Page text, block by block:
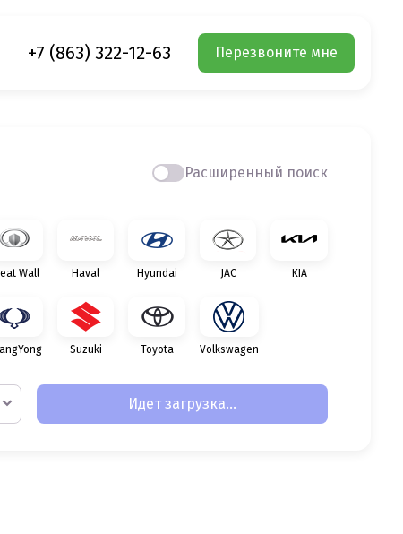
+7 (863) 322-12-63 Перезвоните мне
Расширенный поиск
Wall Haval Hyundai JAC KIA
Suzuki Toyota Volkswagen
Идет загрузка...